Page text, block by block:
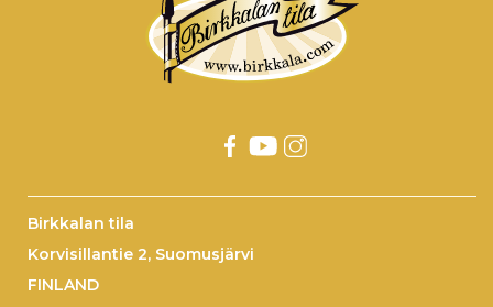
Birkkalan tila
Korvisillantie 2, Suomusjärvi
FINLAND